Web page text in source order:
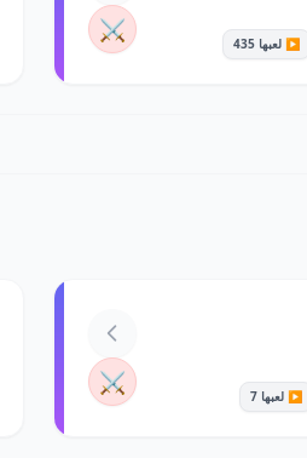
▶️ لعبها 435 ⚔️
▶️ لعبها 7 ⚔️